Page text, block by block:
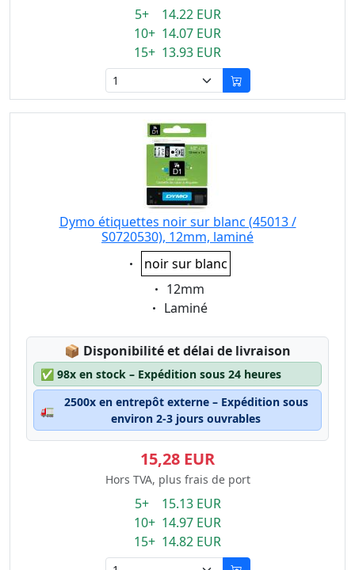
5+ 14.22 EUR
10+ 14.07 EUR
15+ 13.93 EUR
Dymo étiquettes noir sur blanc (45013 /
S0720530), 12mm, laminé
Eigenschaft:
noir sur blanc
Eigenschaft:
12mm
Eigenschaft:
Laminé
📦 Lagerstatus:
Disponibilité et délai de livraison
✅ 98x en stock – Expédition sous 24 heures
🚛
2500x en entrepôt externe – Expédition sous
environ 2-3 jours ouvrables
15,28 EUR
Hors TVA, plus frais de port
5+ 15.13 EUR
10+ 14.97 EUR
15+ 14.82 EUR